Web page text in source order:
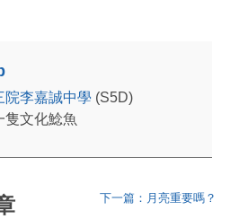
院李嘉誠中學 (S5D)
隻文化鯰魚
下一篇：月亮重要嗎？